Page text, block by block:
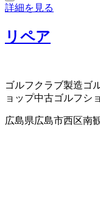
詳細を見る
リペア
ゴルフクラブ製造ゴ
ョップ中古ゴルフシ
広島県広島市西区南